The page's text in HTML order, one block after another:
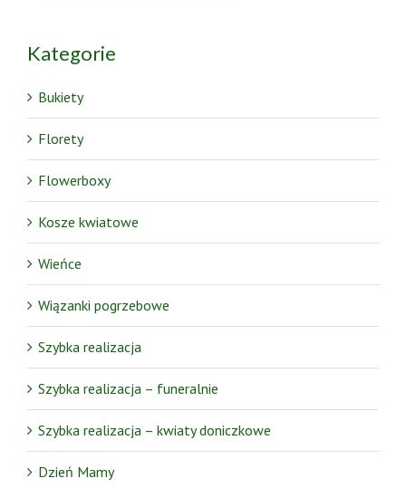
Kategorie
Bukiety
Florety
Flowerboxy
Kosze kwiatowe
Wieńce
Wiązanki pogrzebowe
Szybka realizacja
Szybka realizacja – funeralnie
Szybka realizacja – kwiaty doniczkowe
Dzień Mamy